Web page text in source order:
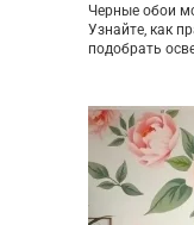
Черные обои
Узнайте, как
подобрать